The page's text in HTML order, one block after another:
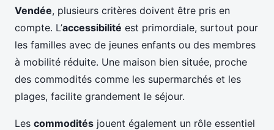
Vendée, plusieurs critères doivent être pris en
compte. L’accessibilité est primordiale, surtout pour
les familles avec de jeunes enfants ou des membres
à mobilité réduite. Une maison bien située, proche
des commodités comme les supermarchés et les
plages, facilite grandement le séjour.
Les commodités jouent également un rôle essentiel